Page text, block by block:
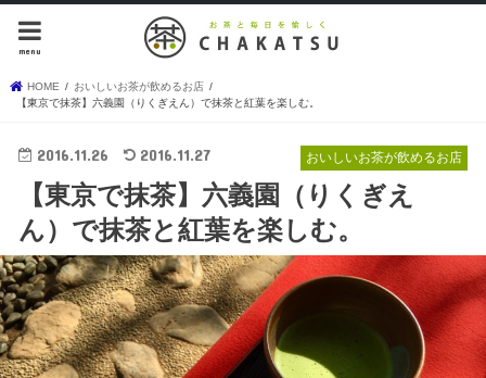
menu
HOME
おいしいお茶が飲めるお店
【東京で抹茶】六義園（りくぎえん）で抹茶と紅葉を楽しむ。
おいしいお茶が飲めるお店
2016.11.26 2016.11.27
【東京で抹茶】六義園（りくぎえ
ん）で抹茶と紅葉を楽しむ。